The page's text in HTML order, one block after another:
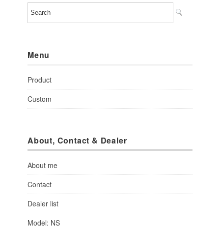
Menu
Product
Custom
About, Contact & Dealer
About me
Contact
Dealer list
Model: NS